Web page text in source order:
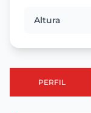
Altura
PERFIL